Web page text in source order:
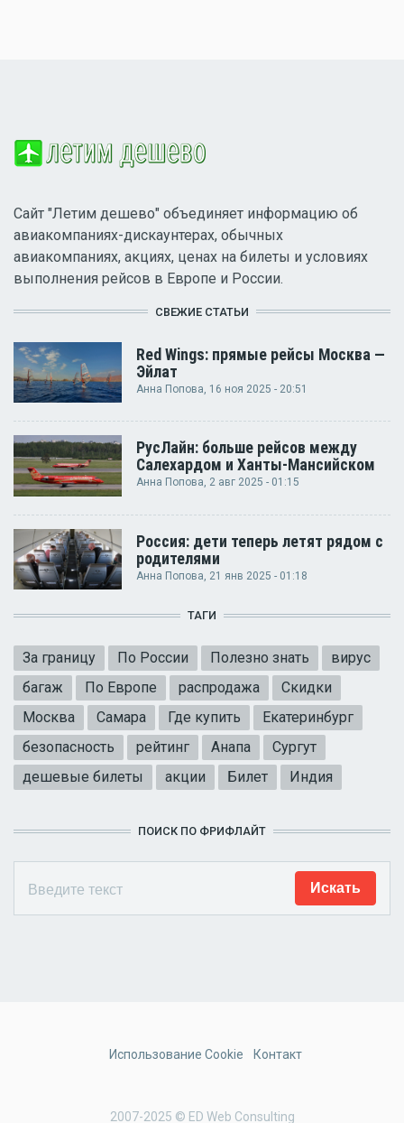
Сайт "Летим дешево" объединяет информацию об
авиакомпаниях-дискаунтерах, обычных
авиакомпаниях, акциях, ценах на билеты и условиях
выполнения рейсов в Европе и России.
СВЕЖИЕ СТАТЬИ
Red Wings: прямые рейсы Москва —
Эйлат
Анна Попова , 16 ноя 2025 - 20:51
РусЛайн: больше рейсов между
Салехардом и Ханты-Мансийском
Анна Попова, 2 авг 2025 - 01:15
Россия: дети теперь летят рядом с
родителями
Анна Попова , 21 янв 2025 - 01:18
ТАГИ
За границу По России Полезно знать
вирус
багаж
По Европе распродажа
Скидки
Москва
Самара Где купить
Екатеринбург
безопасность
рейтинг Анапа
Сургут
дешевые билеты
акции Билет Индия
ПОИСК ПО ФРИФЛАЙТ
2007-2025 © ED Web Consulting
Использование Cookie Контакт